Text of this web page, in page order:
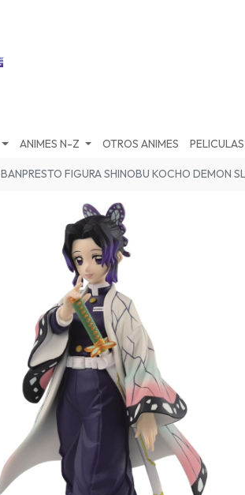
ANIMES N-Z OTROS ANIMES
BANPRESTO FIGURA SHINOBU KOCHO DEMON